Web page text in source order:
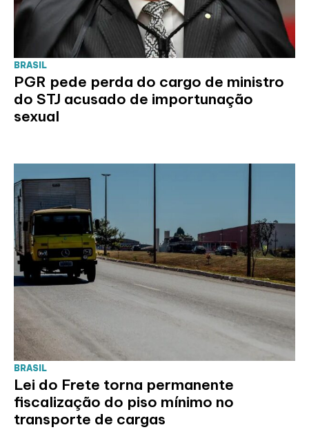
BRASIL
PGR pede perda do cargo de ministro
do STJ acusado de importunação
sexual
BRASIL
Lei do Frete torna permanente
fiscalização do piso mínimo no
transporte de cargas